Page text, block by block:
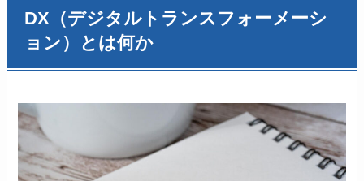
DX（デジタルトランスフォーメーシ
ョン）とは何か